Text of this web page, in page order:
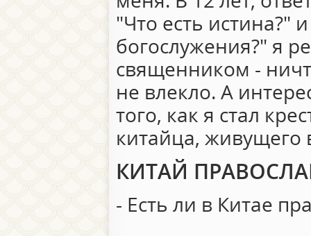
"Что есть истина?"
богослужения?" я
священником -
не влекло. А
того, как я стал
китайца, живущего
КИТАЙ
- Есть ли в Китае